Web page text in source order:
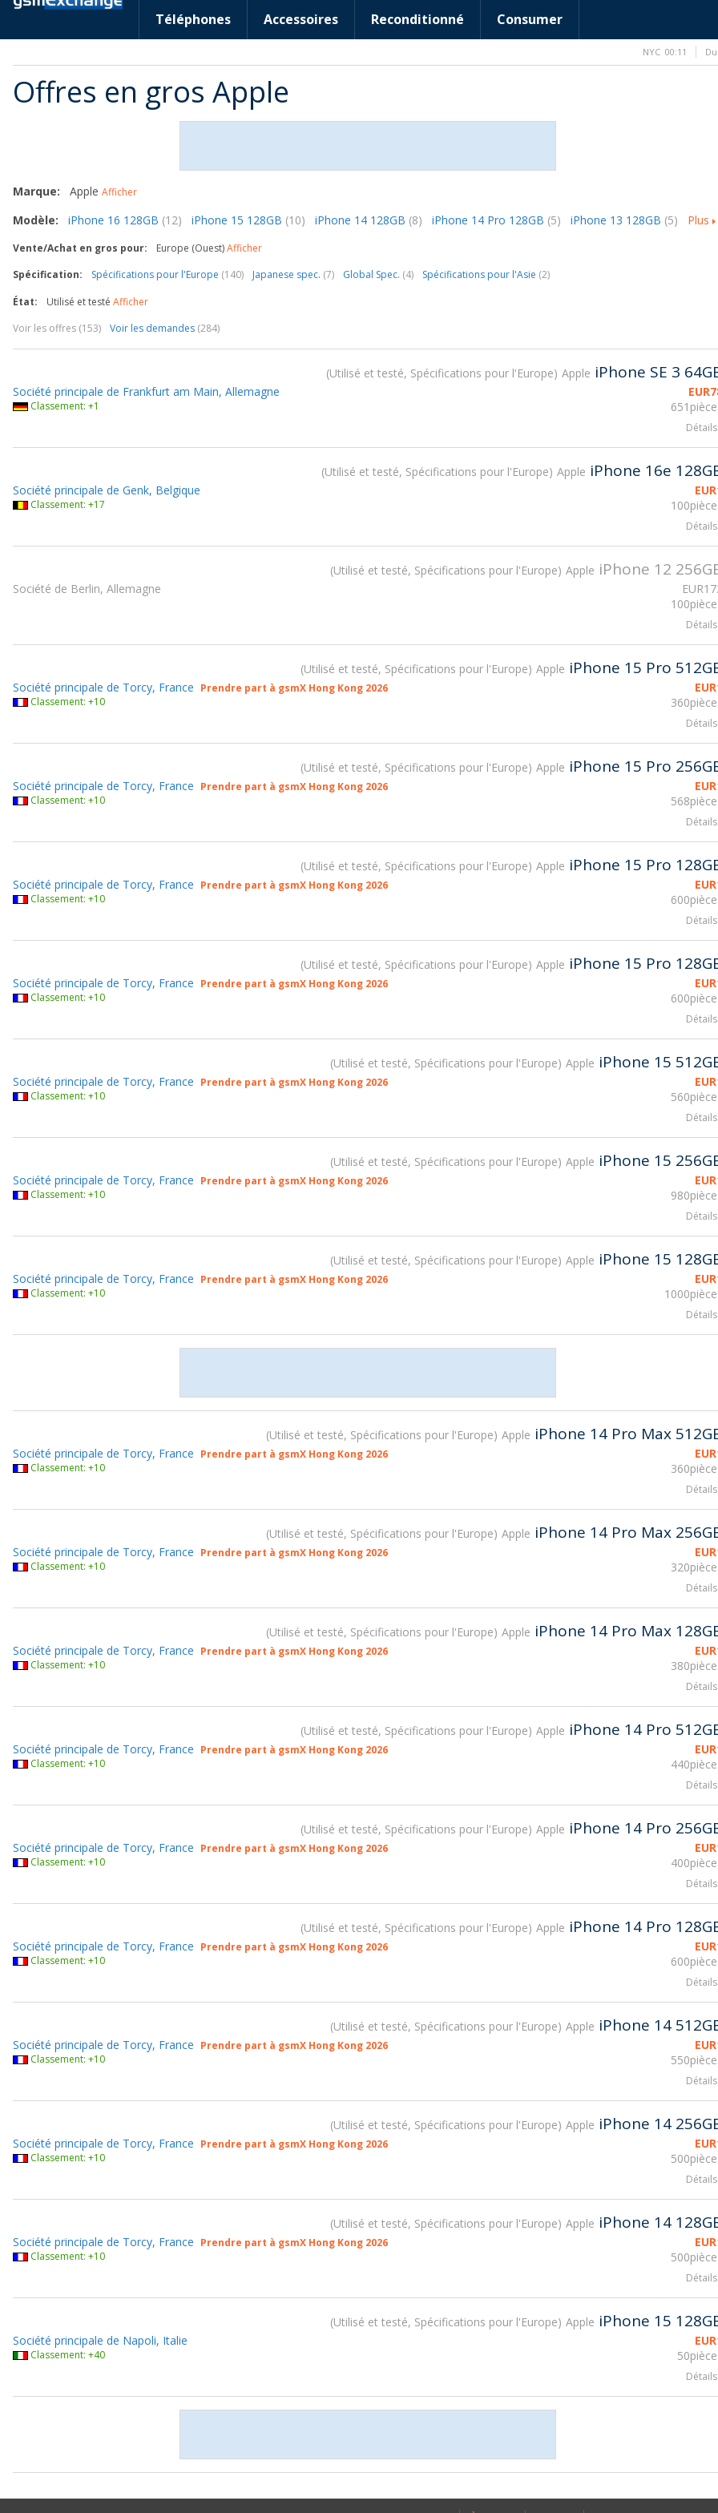
Téléphones Accessoires Reconditionné Consumer
Offres en gros Apple
Marque: Apple Afficher
Modèle: iPhone 16 128GB (12) iPhone 15 128GB (10) iPhone 14 128GB (8) iPhone 14 Pro 128GB (5) iPhone 13 128GB (5) Plus
Vente/Achat en gros pour: Europe (Ouest)Afficher
Spécification:
Spécifications pour l'Europe (140) Japanese spec. (7) Global Spec. (4) Spécifications pour l'Asie (2)
État:
Utilisé et testé Afficher
Voir les offres (153)
Voir les demandes (284)
Utilisé et testé, Spécifications pour l'Europe Apple iPhone SE 3
EUR
Société principale de Frankfurt am Main, Allemagne
Classement: +1
Détails
Utilisé et testé, Spécifications pour l'Europe Apple iPhone 16e
EUR
Société principale de Genk, Belgique
Classement: +17
Détails
Utilisé et testé, Spécifications pour l'Europe Apple iPhone 12
EUR
Société de Berlin, Allemagne
Détails
Utilisé et testé, Spécifications pour l'Europe Apple iPhone 15 Pro
EUR
Société principale de Torcy, France Prendre part à gsmX Hong Kong 2026
Classement: +10
Détails
Utilisé et testé, Spécifications pour l'Europe Apple iPhone 15 Pro
EUR
Société principale de Torcy, France Prendre part à gsmX Hong Kong 2026
Classement: +10
Détails
Utilisé et testé, Spécifications pour l'Europe Apple iPhone 15 Pro
EUR
Société principale de Torcy, France Prendre part à gsmX Hong Kong 2026
Classement: +10
Détails
Utilisé et testé, Spécifications pour l'Europe Apple iPhone 15 Pro
EUR
Société principale de Torcy, France Prendre part à gsmX Hong Kong 2026
Classement: +10
Détails
Utilisé et testé, Spécifications pour l'Europe Apple iPhone 15
EUR
Société principale de Torcy, France Prendre part à gsmX Hong Kong 2026
Classement: +10
Détails
Utilisé et testé, Spécifications pour l'Europe Apple iPhone 15
EUR
Société principale de Torcy, France Prendre part à gsmX Hong Kong 2026
Classement: +10
Détails
Utilisé et testé, Spécifications pour l'Europe Apple iPhone 15
EUR
Société principale de Torcy, France Prendre part à gsmX Hong Kong 2026
Classement: +10
Détails
Utilisé et testé, Spécifications pour l'Europe Apple iPhone 14 Pro Max
EUR
Société principale de Torcy, France Prendre part à gsmX Hong Kong 2026
Classement: +10
Détails
Utilisé et testé, Spécifications pour l'Europe Apple iPhone 14 Pro Max
EUR
Société principale de Torcy, France Prendre part à gsmX Hong Kong 2026
Classement: +10
Détails
Utilisé et testé, Spécifications pour l'Europe Apple iPhone 14 Pro Max
EUR
Société principale de Torcy, France Prendre part à gsmX Hong Kong 2026
Classement: +10
Détails
Utilisé et testé, Spécifications pour l'Europe Apple iPhone 14 Pro
EUR
Société principale de Torcy, France Prendre part à gsmX Hong Kong 2026
Classement: +10
Détails
Utilisé et testé, Spécifications pour l'Europe Apple iPhone 14 Pro
EUR
Société principale de Torcy, France Prendre part à gsmX Hong Kong 2026
Classement: +10
Détails
Utilisé et testé, Spécifications pour l'Europe Apple iPhone 14 Pro
EUR
Société principale de Torcy, France Prendre part à gsmX Hong Kong 2026
Classement: +10
Détails
Utilisé et testé, Spécifications pour l'Europe Apple iPhone 14
EUR
Société principale de Torcy, France Prendre part à gsmX Hong Kong 2026
Classement: +10
Détails
Utilisé et testé, Spécifications pour l'Europe Apple iPhone 14
EUR
Société principale de Torcy, France Prendre part à gsmX Hong Kong 2026
Classement: +10
Détails
Utilisé et testé, Spécifications pour l'Europe Apple iPhone 14
EUR
Société principale de Torcy, France Prendre part à gsmX Hong Kong 2026
Classement: +10
Détails
Utilisé et testé, Spécifications pour l'Europe Apple iPhone 15
EUR
Société principale de Napoli, Italie
Classement: +40
Détails
NYC 00:11